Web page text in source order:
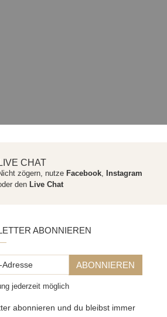
LIVE CHAT
zögern, nutze Facebook,
Instagram
denLive Chat
ABONNIEREN
ABONNIEREN
jederzeit möglich
abonnieren und du bleibst immer